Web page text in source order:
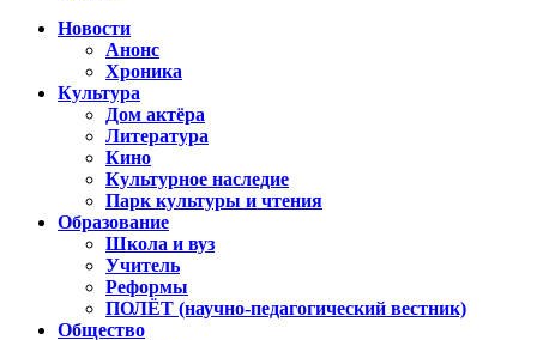
Новости
Анонс
Хроника
Культура
Дом актёра
Литература
Кино
Культурное наследие
Парк культуры и чтения
Образование
Школа и вуз
Учитель
Реформы
ПОЛЁТ (научно-педагогический вестник)
Общество